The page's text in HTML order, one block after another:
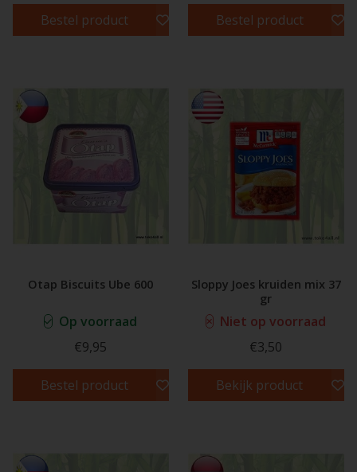
Bestel product Bestel product
Otap Biscuits Ube 600
Op voorraad
€9,95
Bestel product
Sloppy Joes kruiden mix 37
gr
Niet op voorraad
€3,50
Bekijk product